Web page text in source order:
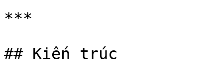
***
## Kiến trúc